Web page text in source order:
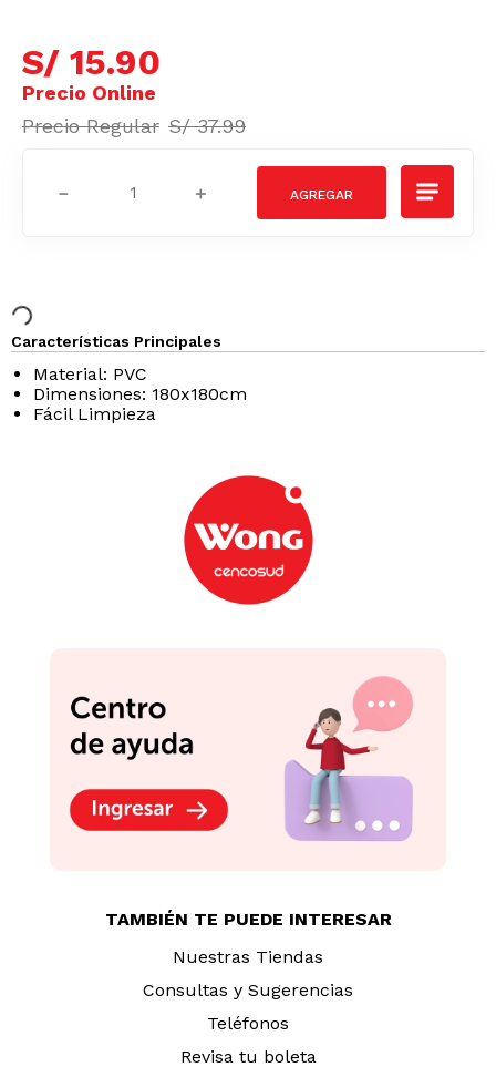
S/ 15.90
S/ 37.99
＋
－
Características Principales
Material: PVC
Dimensiones: 180x180cm
Fácil Limpieza
TAMBIÉN TE PUEDE INTERESAR
Nuestras Tiendas
Consultas y Sugerencias
Teléfonos
Revisa tu boleta